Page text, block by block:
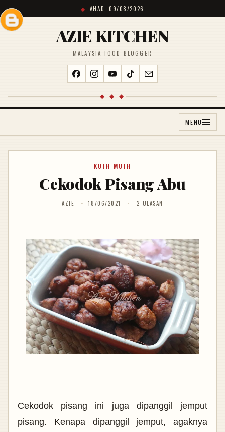
AHAD, 09/08/2026
AZIE KITCHEN
MALAYSIA FOOD BLOGGER
◆ ◆ ◆
MENU
KUIH MUIH
Cekodok Pisang Abu
AZIE 18/06/2021 2 ULASAN
Cekodok pisang ini juga dipanggil jemput
pisang. Kenapa dipanggil jemput, agaknya